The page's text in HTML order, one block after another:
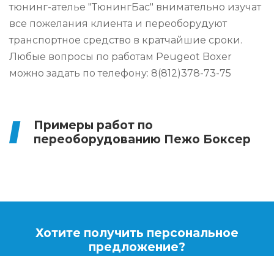
тюнинг-ателье "ТюнингБас" внимательно изучат
все пожелания клиента и переоборудуют
транспортное средство в кратчайшие сроки.
Любые вопросы по работам Peugeot Boxer
можно задать по телефону: 8(812)378-73-75
Примеры работ по
переоборудованию Пежо Боксер
Хотите получить персональное
предложение?